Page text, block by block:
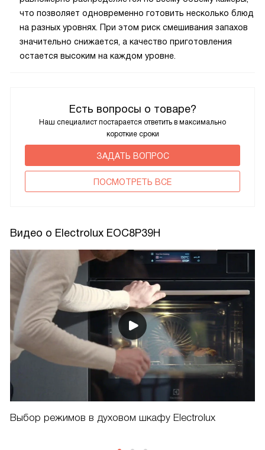
Есть вопросы о товаре?
Наш специалист постарается ответить в максимально
короткие сроки
ЗАДАТЬ ВОПРОС
ПОCМОТРЕТЬ ВСЕ
что позволяет одновременно готовить несколько блюд
на разных уровнях. При этом риск смешивания запахов
значительно снижается, а качество приготовления
остается высоким на каждом уровне.
Видео о Electrolux EOC8P39H
Выбор режимов в духовом шкафу Electrolux